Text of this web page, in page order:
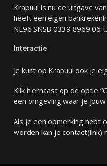
Krapuul is nu de uitgave
heeft een eigen
NL96 SNSB 0339 8969 06
Interactie
Je kunt op Krapuul ook je
Klik hiernaast op de optie
een omgeving waar je
Als je een opmerking hebt
worden kan je contact(link)